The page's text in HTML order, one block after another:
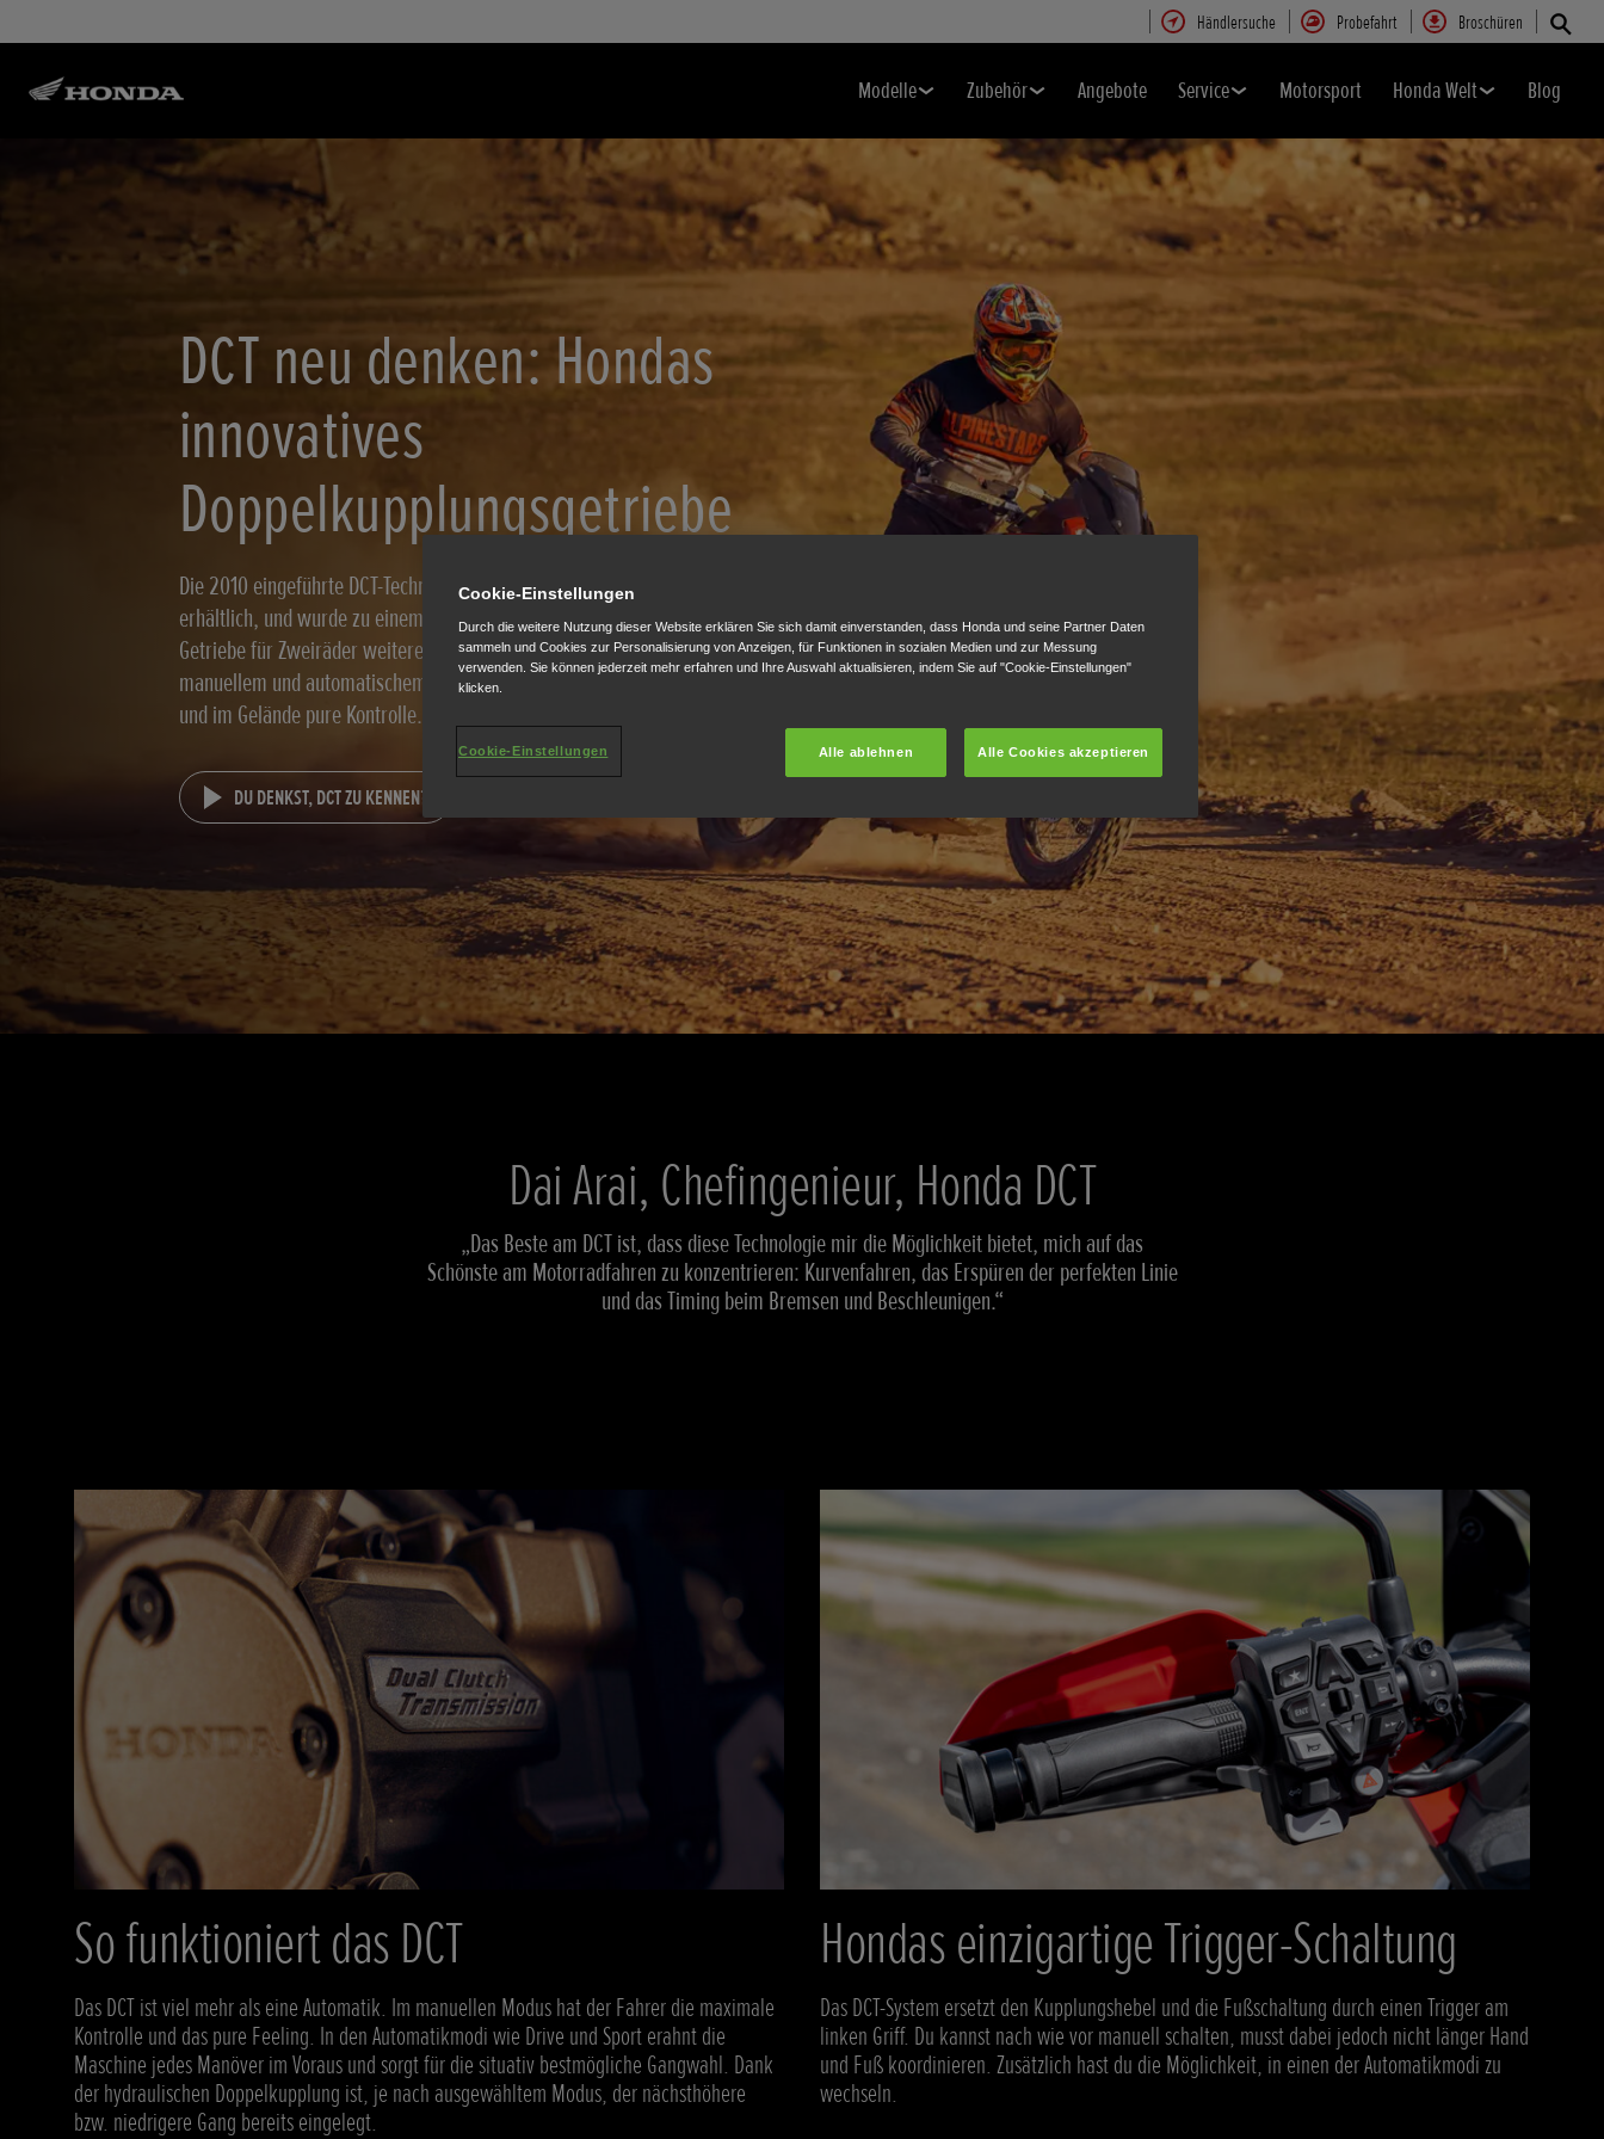
Händlersuche Probefahrt Broschüren
Modelle Zubehör Angebote Service Motorsport Honda Welt Blog
DCT neu denken: Hondas
innovatives
Doppelkupplungsgetriebe
Die 2010 eingeführte DCT-Technologie ist ausschließlich bei Honda
erhältlich, und wurde zu einem der weltweit fortschrittlichsten
Getriebe für Zweiräder weiterentwickelt. Dank der Auswahl zwischen
manuellem und automatischem Modus erleben Fahrer auf der Straße
und im Gelände pure Kontrolle.
DU DENKST, DCT ZU KENNEN?
Dai Arai, Chefingenieur, Honda DCT
„Das Beste am DCT ist, dass diese Technologie mir die Möglichkeit bietet, mich auf das
Schönste am Motorradfahren zu konzentrieren: Kurvenfahren, das Erspüren der perfekten Linie
und das Timing beim Bremsen und Beschleunigen.“
So funktioniert das DCT
Das DCT ist viel mehr als eine Automatik. Im manuellen Modus hat der Fahrer die maximale
Kontrolle und das pure Feeling. In den Automatikmodi wie Drive und Sport erahnt die
Maschine jedes Manöver im Voraus und sorgt für die situativ bestmögliche Gangwahl. Dank
der hydraulischen Doppelkupplung ist, je nach ausgewähltem Modus, der nächsthöhere
bzw. niedrigere Gang bereits eingelegt.
Hondas einzigartige Trigger-Schaltung
Das DCT-System ersetzt den Kupplungshebel und die Fußschaltung durch einen Trigger am
linken Griff. Du kannst nach wie vor manuell schalten, musst dabei jedoch nicht länger Hand
und Fuß koordinieren. Zusätzlich hast du die Möglichkeit, in einen der Automatikmodi zu
wechseln.
Cookie-Einstellungen
Durch die weitere Nutzung dieser Website erklären Sie sich damit einverstanden, dass Honda und seine Partner Daten
sammeln und Cookies zur Personalisierung von Anzeigen, für Funktionen in sozialen Medien und zur Messung
verwenden. Sie können jederzeit mehr erfahren und Ihre Auswahl aktualisieren, indem Sie auf "Cookie-Einstellungen"
klicken.
Alle ablehnen Alle Cookies akzeptieren
Cookie-Einstellungen